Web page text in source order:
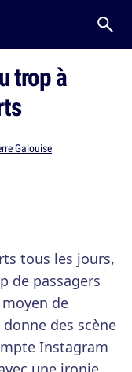
trop à
Galouise
tous les jours,
de passagers
de
des scène
Instagram